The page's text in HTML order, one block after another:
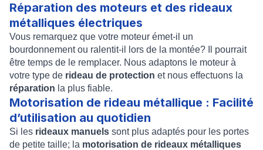
Réparation des moteurs et des rideaux
métalliques électriques
Vous remarquez que votre moteur émet-il un
bourdonnement ou ralentit-il lors de la montée? Il pourrait
être temps de le remplacer. Nous adaptons le moteur à
votre type de rideau de protection et nous effectuons la
réparation la plus fiable.
Motorisation de rideau métallique : Facilité
d’utilisation au quotidien
Si les rideaux manuels sont plus adaptés pour les portes
de petite taille; la motorisation de rideaux métalliques